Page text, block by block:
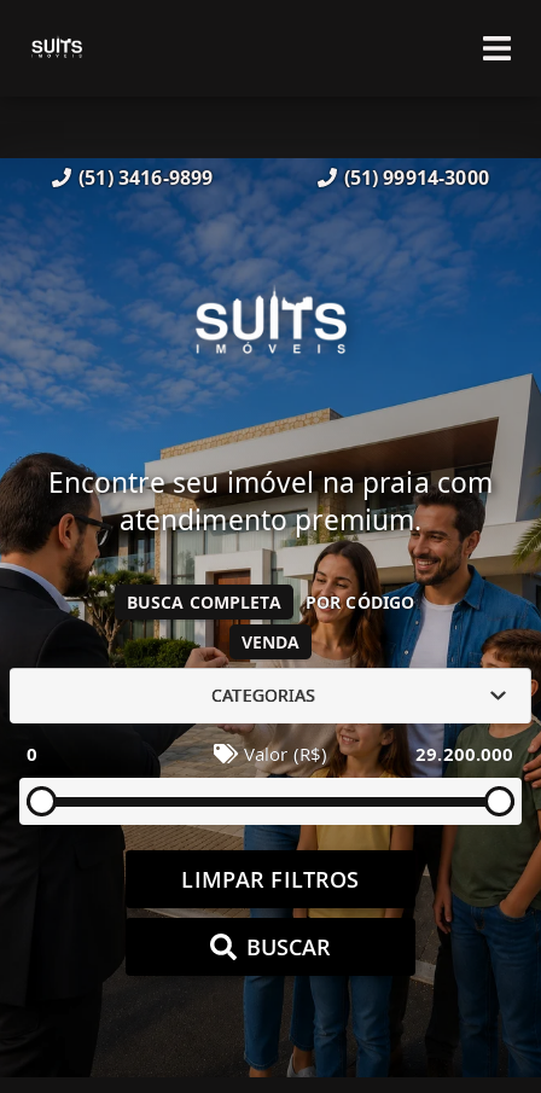
(51) 3416-9899 (51) 99914-3000
Encontre seu imóvel na praia com
atendimento premium.
VENDA
BUSCA COMPLETA POR CÓDIGO
CATEGORIAS
0 Valor (R$) 29.200.000
LIMPAR FILTROS
BUSCAR